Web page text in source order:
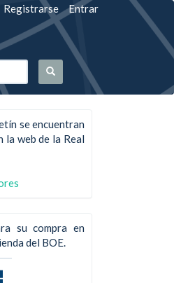
Registrarse Entrar
se encuentran
la web de la Real
su compra en
del BOE.